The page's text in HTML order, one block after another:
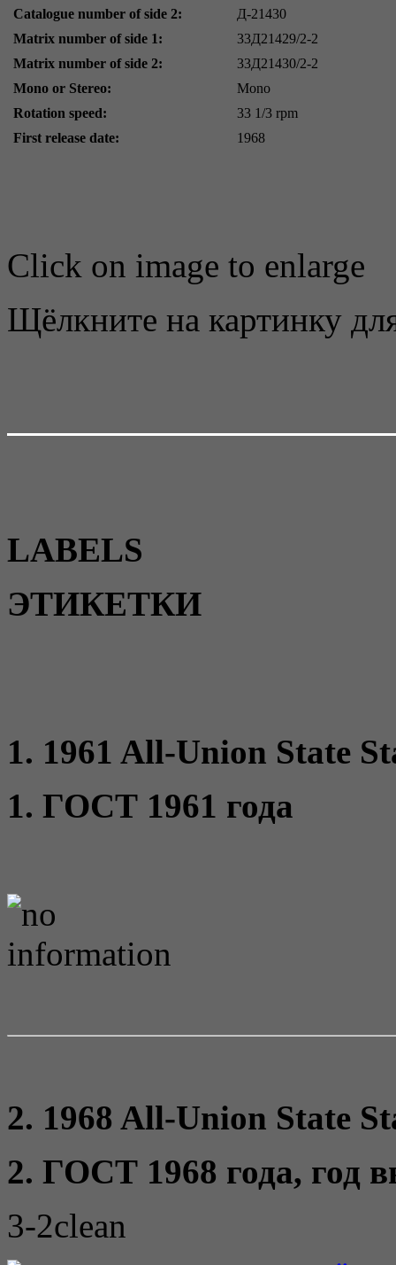
Catalogue number of side 2:
Д-21430
Matrix number of side 1:
33Д21429/2-2
Matrix number of side 2:
33Д21430/2-2
Mono or Stereo:
Mono
Rotation speed:
33 1/3 rpm
First release date:
1968
Click on image to enlarge
Щёлкните на картинку
LABELS
ЭТИКЕТКИ
1. 1961 All-Union State
1. ГОСТ 1961 года
2. 1968 All-Union State
2. ГОСТ 1968 года, год
3-2clean